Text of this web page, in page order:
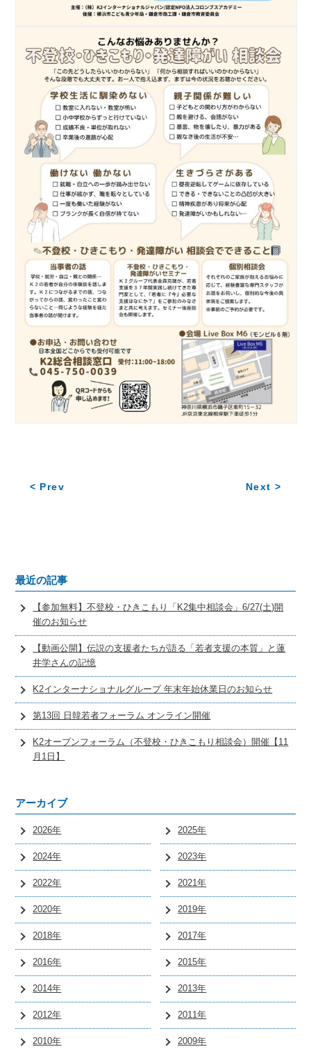
< Prev Next >
最近の記事
【参加無料】不登校・ひきこもり「K2集中相談会」6/27(土)開
催のお知らせ
【動画公開】伝説の支援者たちが語る「若者支援の本質」と蓮
井学さんの記憶
K2インターナショナルグループ 年末年始休業日のお知らせ
第13回 日韓若者フォーラム オンライン開催
K2オープンフォーラム（不登校・ひきこもり相談会）開催【11
月1日】
アーカイブ
2026年 2025年
2024年 2023年
2022年 2021年
2020年 2019年
2018年 2017年
2016年 2015年
2014年 2013年
2012年 2011年
2010年 2009年